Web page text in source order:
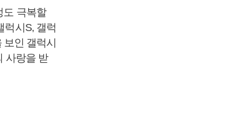
도 극복할
럭시S, 갤럭
인 갤럭시
사랑을 받